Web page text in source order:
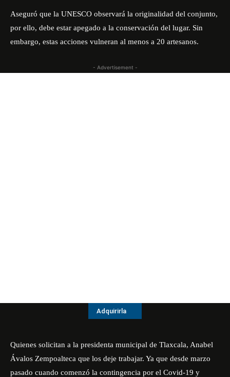
Aseguró que la UNESCO observará la originalidad del conjunto,
por ello, debe estar apegado a la conservación del lugar. Sin
embargo, estas acciones vulneran al menos a 20 artesanos.
- Advertisement -
Adquirirla
Quienes solicitan a la presidenta municipal de Tlaxcala, Anabel
Ávalos Zempoalteca que los deje trabajar. Ya que desde marzo
pasado cuando comenzó la contingencia por el Covid-19 y